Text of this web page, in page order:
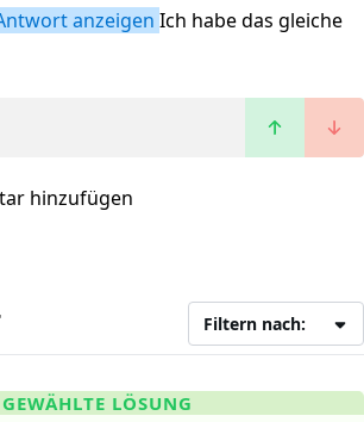
anzeigen Ich habe das gleiche
hinzufügen
Filtern nach:
GEWÄHLTE LÖSUNG